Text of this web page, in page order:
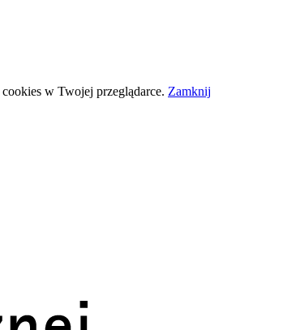
cookies w Twojej przeglądarce. Zamknij